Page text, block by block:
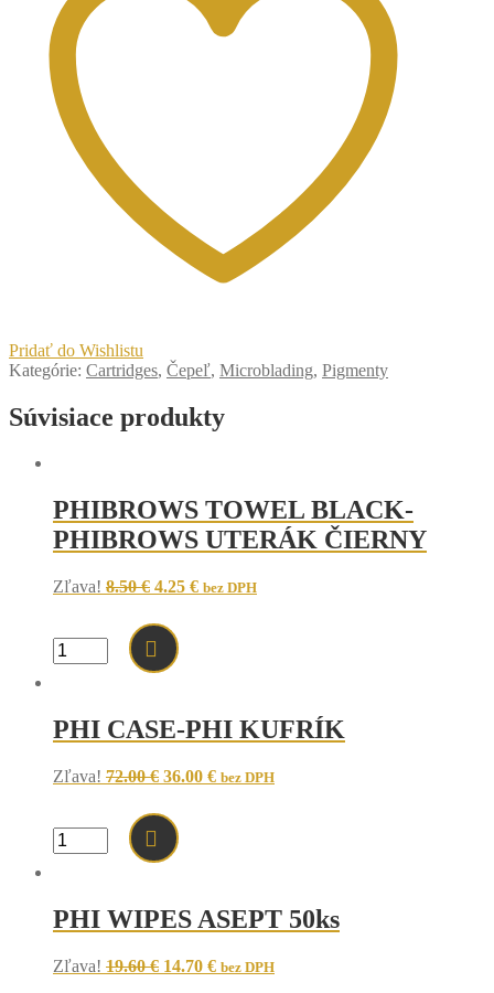
Pridať do Wishlistu
Kategórie: Cartridges, Čepeľ, Microblading, Pigmenty
Súvisiace produkty
PHIBROWS TOWEL BLACK-
PHIBROWS UTERÁK ČIERNY
Zľava! 8.50€ Original
was:
8.50 €.
4.25 €Current
bez DPH
množstvo
PHIBROWS
PHIBROWS
UTERÁK
ČIERNY
PHI CASE-PHI KUFRÍK
Zľava! 72.00€ Original
was:
72.00 €.
36.00 €Current
bez DPH
množstvo
PHI
KUFRÍK
PHI WIPES ASEPT 50ks
Zľava! 19.60€ Original
14.70 €Current
bez DPH